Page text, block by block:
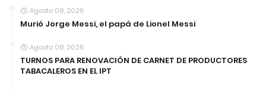
Agosto 08, 2026
Murió Jorge Messi, el papá de Lionel Messi
Agosto 08, 2026
TURNOS PARA RENOVACIÓN DE CARNET DE PRODUCTORES
TABACALEROS EN EL IPT